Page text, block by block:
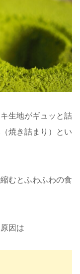
生地がギュッと詰
焼き詰まり）とい
むとふわふわの食
因は